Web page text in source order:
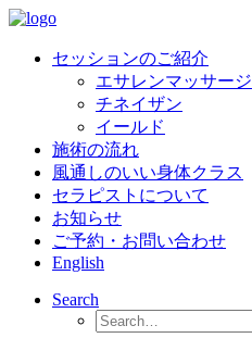
セッションのご紹介
エサレンマッサージ
チネイザン
イールド
施術の流れ
風通しのいい身体クラス
セラピストについて
お知らせ
ご予約・お問い合わせ
English
Search